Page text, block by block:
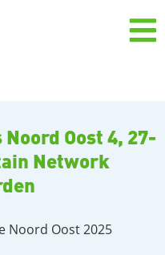
Oost 4, 27-
Network
Noord Oost 2025